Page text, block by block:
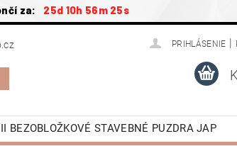
za: 25d 10h 56m 24s
PRIHLÁSENIE
BEZOBLOŽKOVÉ STAVEBNÉ PUZDRA JAP